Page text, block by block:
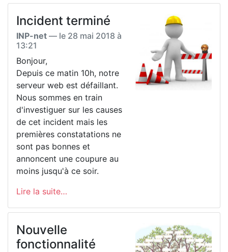
Incident terminé
INP-net — le 28 mai 2018 à
13:21
Bonjour,
Depuis ce matin 10h, notre
serveur web est défaillant.
Nous sommes en train
d'investiguer sur les causes
de cet incident mais les
premières constatations ne
sont pas bonnes et
annoncent une coupure au
moins jusqu'à ce soir.
Lire la suite…
Nouvelle
fonctionnalité